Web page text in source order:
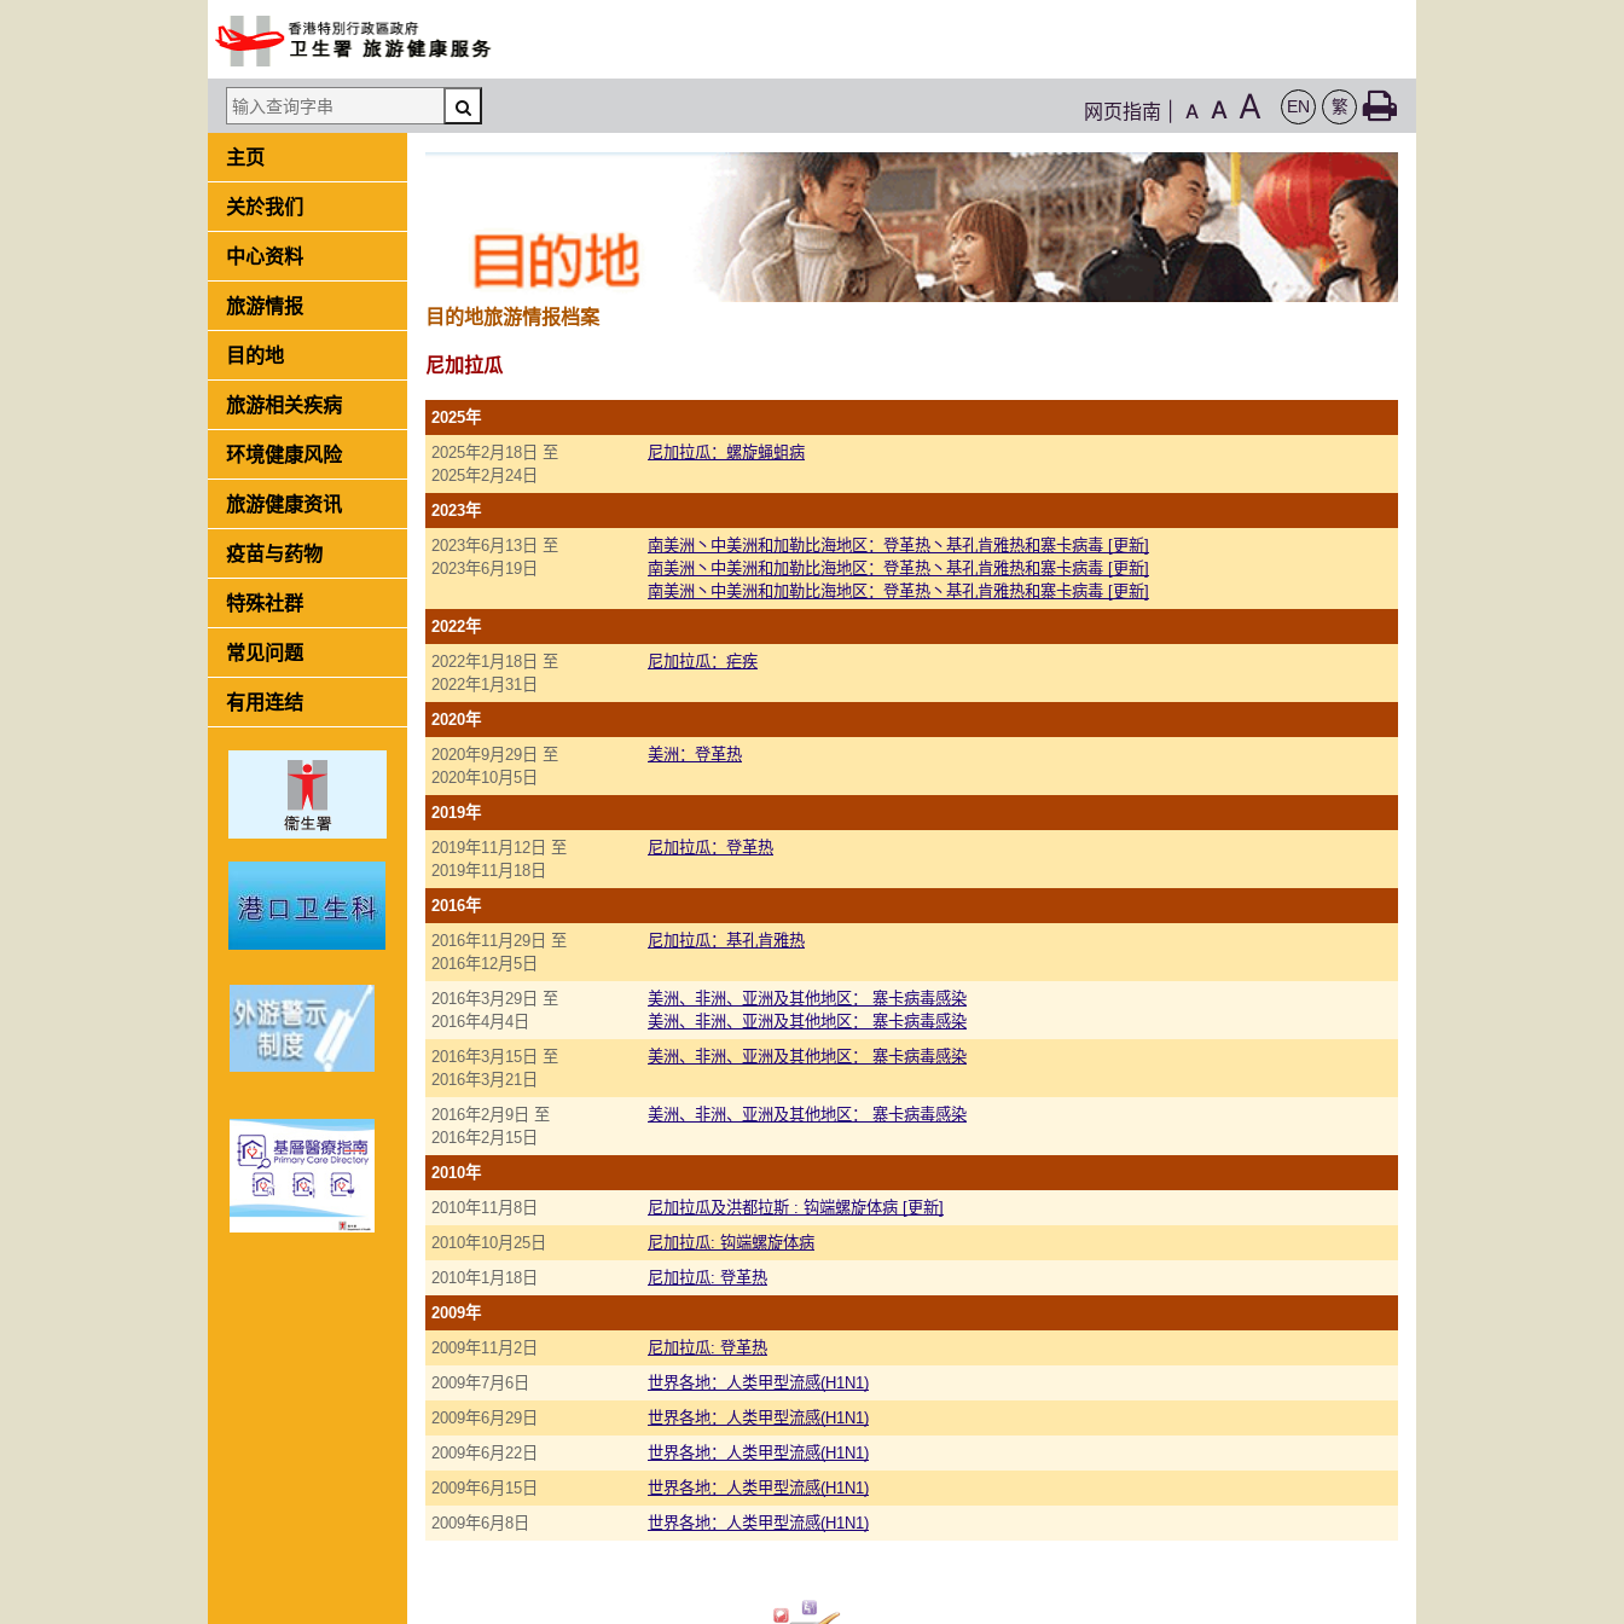
网页指南 A A A EN 繁
主页
关於我们
中心资料
旅游情报
目的地
旅游相关疾病
环境健康风险
旅游健康资讯
疫苗与药物
特殊社群
常见问题
有用连结
目的地旅游情报档案
尼加拉瓜
2025年
2025年2月18日 至
2025年2月24日
尼加拉瓜：螺旋蝇蛆病
2023年
2023年6月13日 至
2023年6月19日
南美洲丶中美洲和加勒比海地区：登革热丶基孔肯雅热和寨卡病毒 [更新]
南美洲丶中美洲和加勒比海地区：登革热丶基孔肯雅热和寨卡病毒 [更新]
南美洲丶中美洲和加勒比海地区：登革热丶基孔肯雅热和寨卡病毒 [更新]
2022年
2022年1月18日 至
2022年1月31日
尼加拉瓜：疟疾
2020年
2020年9月29日 至
2020年10月5日
美洲：登革热
2019年
2019年11月12日 至
2019年11月18日
尼加拉瓜：登革热
2016年
2016年11月29日 至
2016年12月5日
尼加拉瓜：基孔肯雅热
2016年3月29日 至
2016年4月4日
美洲、非洲、亚洲及其他地区： 寨卡病毒感染
美洲、非洲、亚洲及其他地区： 寨卡病毒感染
2016年3月15日 至
2016年3月21日
美洲、非洲、亚洲及其他地区： 寨卡病毒感染
2016年2月9日 至
2016年2月15日
美洲、非洲、亚洲及其他地区： 寨卡病毒感染
2010年
2010年11月8日
尼加拉瓜及洪都拉斯 : 钩端螺旋体病 [更新]
2010年10月25日
尼加拉瓜: 钩端螺旋体病
2010年1月18日
尼加拉瓜: 登革热
2009年
2009年11月2日
尼加拉瓜: 登革热
2009年7月6日
世界各地：人类甲型流感(H1N1)
2009年6月29日
世界各地：人类甲型流感(H1N1)
2009年6月22日
世界各地：人类甲型流感(H1N1)
2009年6月15日
世界各地：人类甲型流感(H1N1)
2009年6月8日
世界各地：人类甲型流感(H1N1)